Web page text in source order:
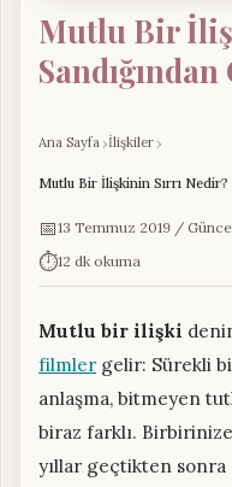
Mutlu Bir
Ana Sayfa İlişkiler
Mutlu Bir İlişkinin Sırrı Nedir?
📅13 Temmuz 2019 /
⏱️12 dk okuma
Mutlu bir ilişki
filmlergelir: Sürekli
anlaşma, bitmeyen
biraz farklı.
yıllar geçtikten sonra